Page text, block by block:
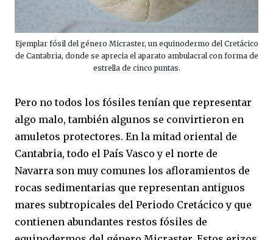
Ejemplar fósil del género Micraster, un equinodermo del Cretácico
de Cantabria, donde se aprecia el aparato ambulacral con forma de
estrella de cinco puntas.
Pero no todos los fósiles tenían que representar
algo malo, también algunos se convirtieron en
amuletos protectores. En la mitad oriental de
Cantabria, todo el País Vasco y el norte de
Navarra son muy comunes los afloramientos de
rocas sedimentarias que representan antiguos
mares subtropicales del Periodo Cretácico y que
contienen abundantes restos fósiles de